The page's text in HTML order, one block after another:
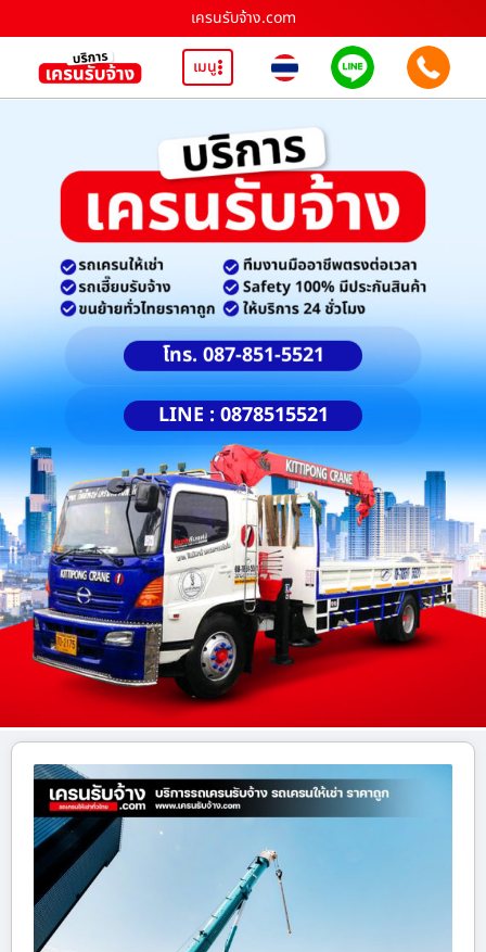
เครนรับจ้าง.com
เมนู
โทร. 087-851-5521
LINE : 0878515521